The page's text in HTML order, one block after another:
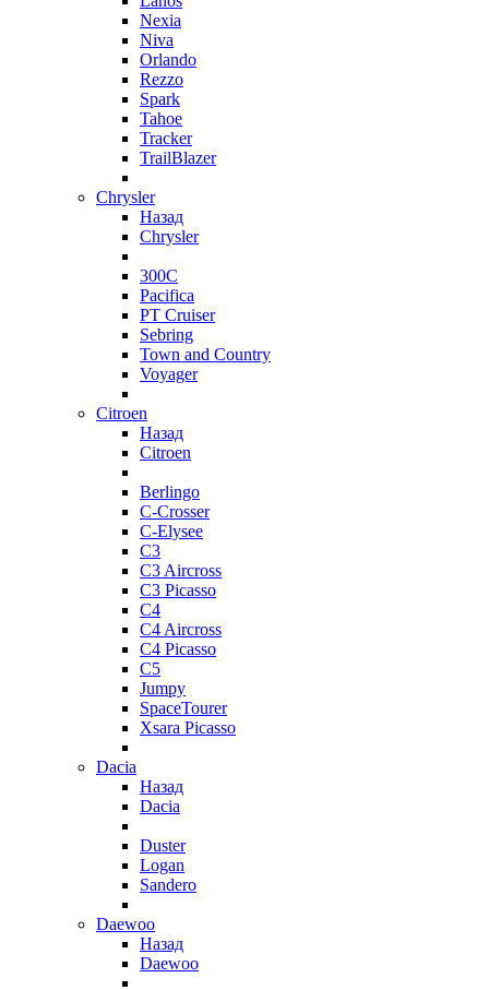
Nexia
Niva
Orlando
Rezzo
Spark
Tahoe
Tracker
TrailBlazer
Chrysler
Назад
Chrysler
300C
Pacifica
PT Cruiser
Sebring
Town and Country
Voyager
Citroen
Назад
Citroen
Berlingo
C-Crosser
C-Elysee
C3
C3 Aircross
C3 Picasso
C4
C4 Aircross
C4 Picasso
C5
Jumpy
SpaceTourer
Xsara Picasso
Dacia
Назад
Dacia
Duster
Logan
Sandero
Daewoo
Назад
Daewoo